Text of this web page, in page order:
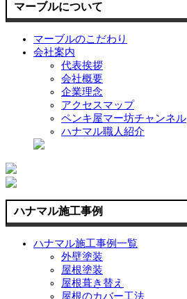
マーブルについて
マーブルのこだわり
会社案内
代表挨拶
会社概要
企業理念
アクセスマップ
ペンキ屋マー坊チャンネル
ハナマル職人紹介
ハナマル施工事例
ハナマル施工事例一覧
外壁塗装
屋根塗装
屋根葺き替え
屋根のカバー工法